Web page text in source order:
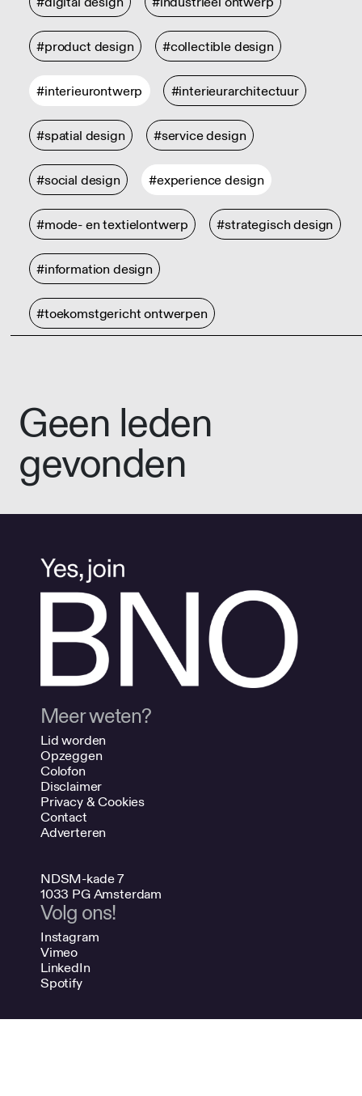
#product design #collectible design
#interieurontwerp #interieurarchitectuur
#spatial design #service design
#social design #experience design
#mode- en textielontwerp #strategisch design
#information design
#toekomstgericht ontwerpen
Geen leden
gevonden
Meer weten?
Lid worden
Opzeggen
Colofon
Disclaimer
Privacy & Cookies
Contact
Adverteren
NDSM-kade 7
1033 PG Amsterdam
Volg ons!
Instagram
Vimeo
LinkedIn
Spotify